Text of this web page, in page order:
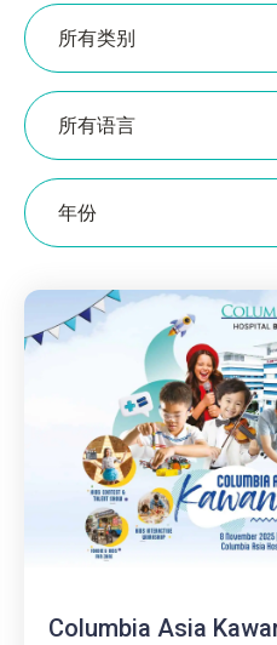
所有类别
所有语言
年份
Columbia Asia